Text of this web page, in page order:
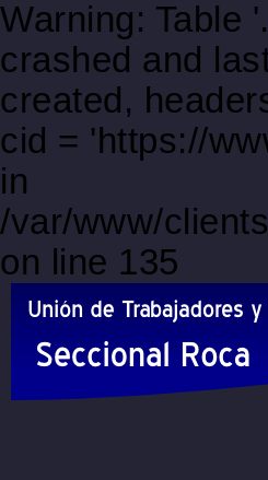
Warning: Table
crashed and
created,
cid = 'https://
in
/var/www/
on line 135